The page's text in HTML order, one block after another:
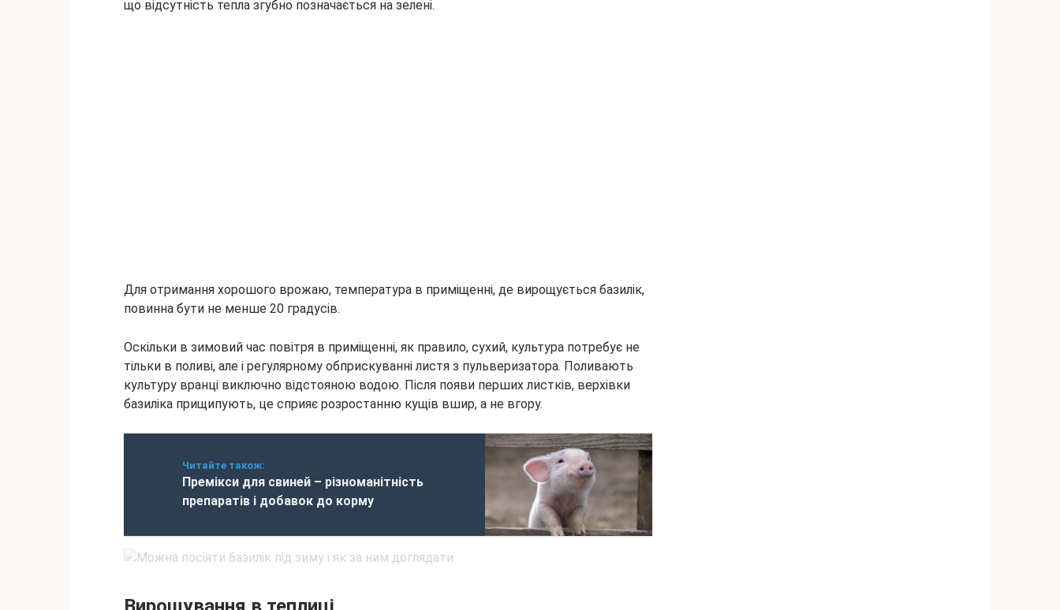
що відсутність тепла згубно позначається на зелені.
Для отримання хорошого врожаю, температура в приміщенні, де вирощується базилік,
повинна бути не менше 20 градусів.
Оскільки в зимовий час повітря в приміщенні, як правило, сухий, культура потребує не
тільки в поливі, але і регулярному обприскуванні листя з пульверизатора. Поливають
культуру вранці виключно відстояною водою. Після появи перших листків, верхівки
базиліка прищипують, це сприяє розростанню кущів вшир, а не вгору.
Читайте також:
Премікси для свиней – різноманітність
препаратів і добавок до корму